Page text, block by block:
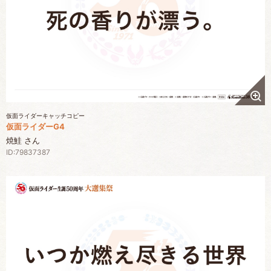
仮面ライダーキャッチコピー
仮面ライダーG4
焼鮭 さん
ID:79837387